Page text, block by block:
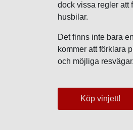
dock vissa regler att
husbilar.
Det finns inte bara
kommer att förklara
och möjliga resvägar.
Köp vinjett!